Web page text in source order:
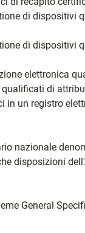
di dispositivi
di dispositivi
elettronica
di
in un registro
nazionale
disposizioni
General